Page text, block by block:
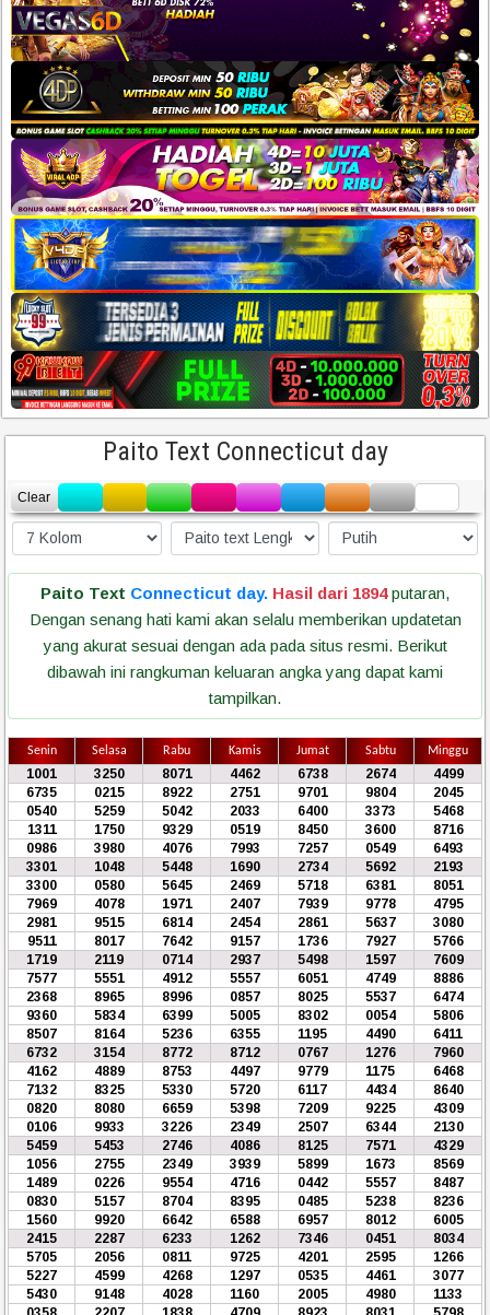
Paito Text Connecticut day
Clear
Paito Text Connecticut day. Hasil dari 1894putaran,
Dengan senang hati kami akan selalu memberikan updatetan
yang akurat sesuai dengan ada pada situs resmi. Berikut
dibawah ini rangkuman keluaran angka yang dapat kami
tampilkan.
Senin Selasa Rabu Kamis Jumat Sabtu Minggu
1001 3250 8071 4462 6738 2674
4499
6735
0215 8922 2751 9701 9804
2045
0540
5259 5042 2033 6400 3373
5468
1311
1750 9329 0519 8450 3600
8716
0986
3980 4076 7993 7257 0549
6493
3301
1048 5448 1690 2734 5692
2193
3300
0580 5645 2469 5718 6381
8051
7969
4078 1971 2407 7939 9778
4795
2981
9515 6814 2454 2861 5637
3080
9511
8017 7642 9157 1736 7927
5766
1719
2119 0714 2937 5498 1597
7609
7577
5551 4912 5557 6051 4749
8886
2368
8965 8996 0857 8025 5537
6474
9360
5834 6399 5005 8302 0054
5806
8507
8164 5236 6355 1195 4490
6411
6732
3154 8772 8712 0767 1276
7960
4162
4889 8753 4497 9779 1175
6468
7132
8325 5330 5720 6117 4434
8640
0820
8080 6659 5398 7209 9225
4309
0106
9933 3226 2349 2507 6344
2130
5459
5453 2746 4086 8125 7571
4329
1056
2755 2349 3939 5899 1673
8569
1489
0226 9554 4716 0442 5557
8487
0830
5157 8704 8395 0485 5238
8236
1560
9920 6642 6588 6957 8012
6005
2415
2287 6233 1262 7346 0451
8034
5705
2056 0811 9725 4201 2595
1266
5227
4599 4268 1297 0535 4461
3077
5430
9148 4028 1160 2005 4980
1133